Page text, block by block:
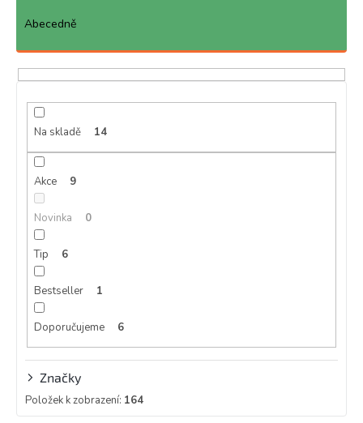
p
Abecedně
Na skladě 14
Akce 9
Novinka 0
Tip 6
Bestseller 1
Doporučujeme 6
Značky
Položek k zobrazení: 164